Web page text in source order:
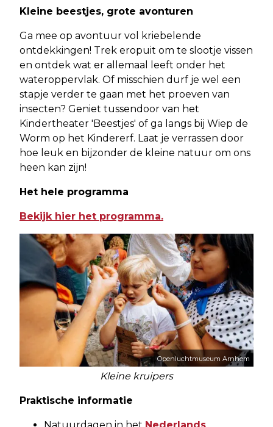
Kleine beestjes, grote avonturen
Ga mee op avontuur vol kriebelende
ontdekkingen! Trek eropuit om te slootje vissen
en ontdek wat er allemaal leeft onder het
wateroppervlak. Of misschien durf je wel een
stapje verder te gaan met het proeven van
insecten? Geniet tussendoor van het
Kindertheater 'Beestjes' of ga langs bij Wiep de
Worm op het Kindererf. Laat je verrassen door
hoe leuk en bijzonder de kleine natuur om ons
heen kan zijn!
Het hele programma
Bekijk hier het programma.
Openluchtmuseum Arnhem
Kleine kruipers
Praktische informatie